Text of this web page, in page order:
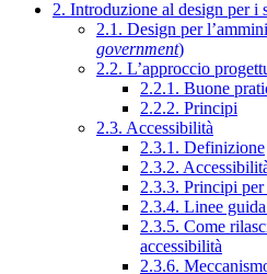
2. Introduzione al design per
2.1. Design per
government)
2.2. L’approccio
2.2.1. Buone
2.2.2. Principi
2.3. Accessibilità
2.3.1. Definizione
2.3.2.
2.3.3. Principi per
2.3.4. Linee
2.3.5. Come
accessibilità
2.3.6.